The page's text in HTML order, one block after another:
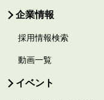
企業情報
採用情報検索
動画一覧
イベント